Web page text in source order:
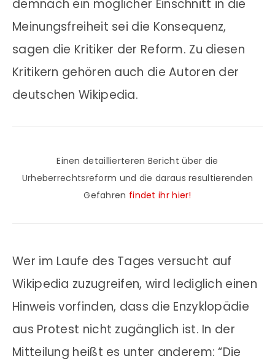
demnach ein möglicher Einschnitt in die
Meinungsfreiheit sei die Konsequenz,
sagen die Kritiker der Reform. Zu diesen
Kritikern gehören auch die Autoren der
deutschen Wikipedia.
Einen detaillierteren Bericht über die
Urheberrechtsreform und die daraus resultierenden
Gefahren findet ihr hier!
Wer im Laufe des Tages versucht auf
Wikipedia zuzugreifen, wird lediglich einen
Hinweis vorfinden, dass die Enzyklopädie
aus Protest nicht zugänglich ist. In der
Mitteilung heißt es unter anderem: “Die